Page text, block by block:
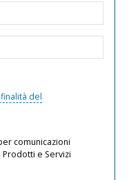
del
comunicazioni
e Servizi